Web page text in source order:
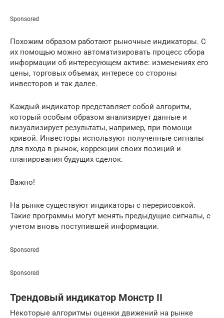
Sponsored
Похожим образом работают рыночные индикаторы. С
их помощью можно автоматизировать процесс сбора
информации об интересующем активе: изменениях его
цены, торговых объемах, интересе со стороны
инвесторов и так далее.
Каждый индикатор представляет собой алгоритм,
который особым образом анализирует данные и
визуализирует результаты, например, при помощи
кривой. Инвесторы используют полученные сигналы
для входа в рынок, коррекции своих позиций и
планирования будущих сделок.
Важно!
На рынке существуют индикаторы с перерисовкой.
Такие программы могут менять предыдущие сигналы, с
учетом вновь поступившей информации.
Sponsored
Sponsored
Трендовый индикатор Монстр II
Некоторые алгоритмы оценки движений на рынке